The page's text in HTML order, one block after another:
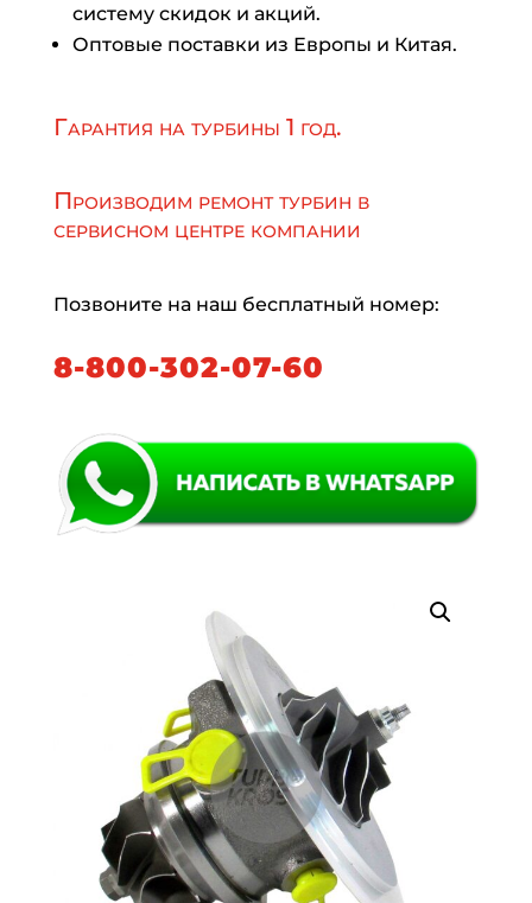
систему скидок и акций.
Оптовые поставки из Европы и Китая.
Гарантия на турбины 1 год.
Производим ремонт турбин в
сервисном центре компании
Позвоните на наш бесплатный номер:
8-800-302-07-60